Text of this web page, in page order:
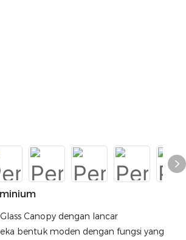
Canopy dengan lancar
bentuk moden dengan fungsi yang